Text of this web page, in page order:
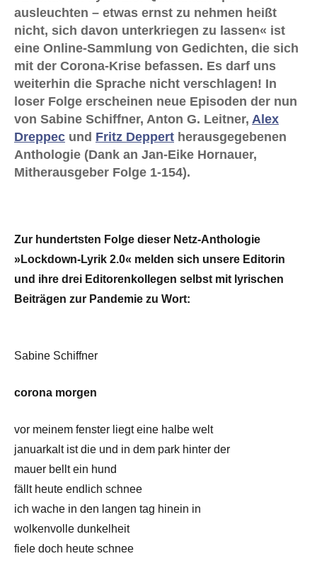
ausleuchten – etwas ernst zu nehmen heißt
nicht, sich davon unterkriegen zu lassen« ist
eine Online-Sammlung von Gedichten, die sich
mit der Corona-Krise befassen. Es darf uns
weiterhin die Sprache nicht verschlagen! In
loser Folge erscheinen neue Episoden der nun
von Sabine Schiffner, Anton G. Leitner, Alex
Dreppec und Fritz Deppert herausgegebenen
Anthologie (Dank an Jan-Eike Hornauer,
Mitherausgeber Folge 1-154).
Zur hundertsten Folge dieser Netz-Anthologie
»Lockdown-Lyrik 2.0« melden sich unsere Editorin
und ihre drei Editorenkollegen selbst mit lyrischen
Beiträgen zur Pandemie zu Wort:
Sabine Schiffner
corona morgen
vor meinem fenster liegt eine halbe welt
januarkalt ist die und in dem park hinter der
mauer bellt ein hund
fällt heute endlich schnee
ich wache in den langen tag hinein in
wolkenvolle dunkelheit
fiele doch heute schnee